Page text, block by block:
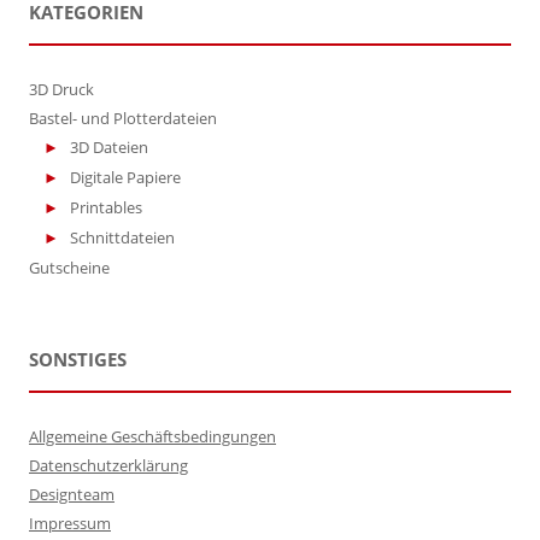
KATEGORIEN
3D Druck
Bastel- und Plotterdateien
3D Dateien
Digitale Papiere
Printables
Schnittdateien
Gutscheine
SONSTIGES
Allgemeine Geschäftsbedingungen
Datenschutzerklärung
Designteam
Impressum